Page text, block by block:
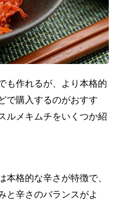
も作れるが、より本格的
で購入するのがおすす
ルメキムチをいくつか紹
格的な辛さが特徴で、
と辛さのバランスがよ